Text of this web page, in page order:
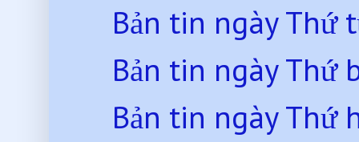
Bản tin ngày Thứ
Bản tin ngày Thứ
Bản tin ngày Thứ